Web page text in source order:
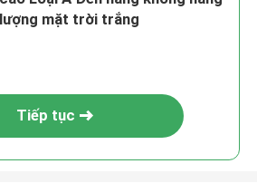
lượng mặt trời trắng
Tiếp tục